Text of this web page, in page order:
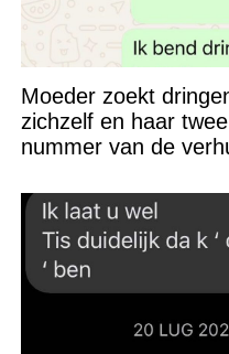
Moeder zoekt
zichzelf en haar
nummer van de